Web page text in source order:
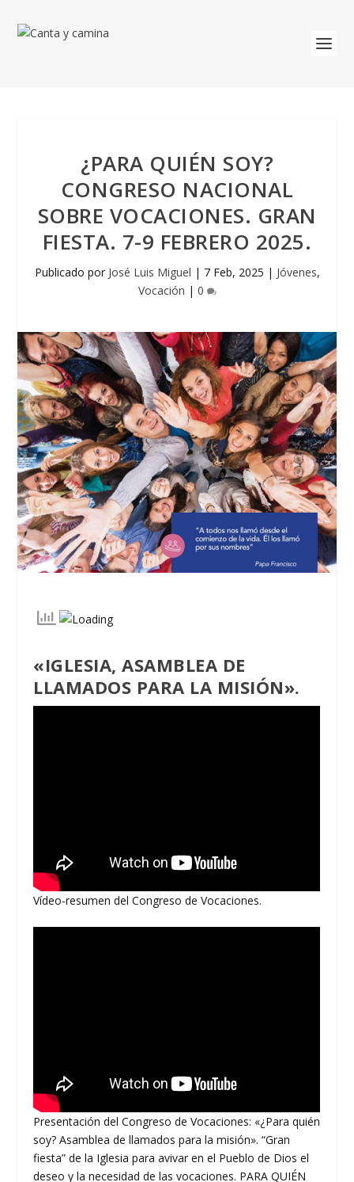
¿PARA QUIÉN SOY?
CONGRESO NACIONAL
SOBRE VOCACIONES. GRAN
FIESTA. 7-9 FEBRERO 2025.
Publicado por José Luis Miguel | 7 Feb, 2025 | Jóvenes,
Vocación | 0
«IGLESIA, ASAMBLEA DE
LLAMADOS PARA LA MISIÓN».
Vídeo-resumen del Congreso de Vocaciones.
Presentación del Congreso de Vocaciones: «¿Para quién
soy? Asamblea de llamados para la misión». “Gran
fiesta” de la Iglesia para avivar en el Pueblo de Dios el
deseo y la necesidad de las vocaciones. PARA QUIÉN